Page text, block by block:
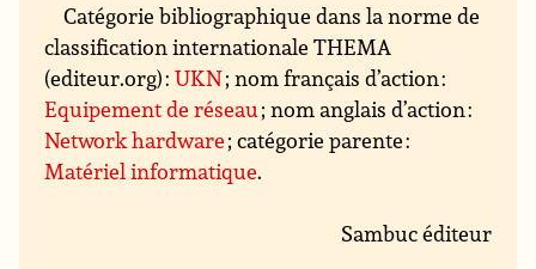
Catégorie bibliographique dans la norme de
classification internationale THEMA
(editeur.org) :UKN; nom français d’action :
Equipement de réseau; nom anglais d’action :
Network hardware; catégorie parente :
Matériel informatique.
Sambuc éditeur